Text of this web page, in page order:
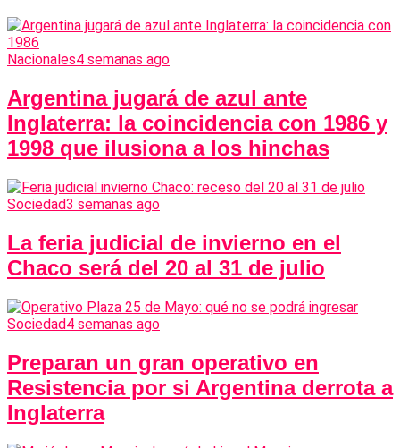
Nacionales4 semanas ago
Argentina jugará de azul ante
Inglaterra: la coincidencia con 1986 y
1998 que ilusiona a los hinchas
Sociedad3 semanas ago
La feria judicial de invierno en el
Chaco será del 20 al 31 de julio
Sociedad4 semanas ago
Preparan un gran operativo en
Resistencia por si Argentina derrota a
Inglaterra